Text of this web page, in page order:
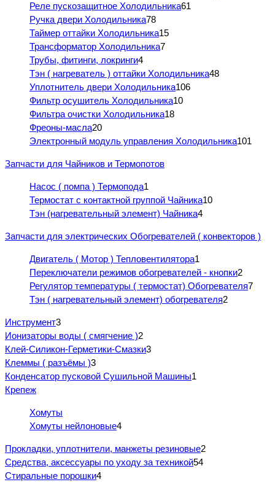
Реле пускозащитное Холодильника61
Ручка двери Холодильника78
Таймер оттайки Холодильника15
Трансформатор Холодильника7
Трубы, фитинги, локринги4
Тэн ( нагреватель ) оттайки Холодильника48
Уплотнитель двери Холодильника106
Фильтр осушитель Холодильника10
Фильтра очистки Холодильника18
Фреоны-масла20
Электронный модуль управления Холодильника101
Запчасти для Чайников и Термопотов
Насос ( помпа ) Термопода1
Термостат с контактной группой Чайника10
Тэн (нагревательный элемент) Чайника4
Запчасти для электрических Обогревателей ( конвекторов )
Двигатель ( Мотор ) Тепловентилятора1
Переключатели режимов обогревателей - кнопки2
Регулятор температуры ( термостат) Обогревателя7
Тэн ( нагревательный элемент) обогревателя2
Инструмент3
Ионизаторы воды ( смягчение )2
Клей-Силикон-Герметики-Смазки3
Клеммы ( разъёмы )3
Конденсатор пусковой Сушильной Машины1
Крепеж
Хомуты
Хомуты нейлоновые4
Прокладки, уплотнители, манжеты резиновые2
Средства, аксессуары по уходу за техникой54
Стиральные порошки4